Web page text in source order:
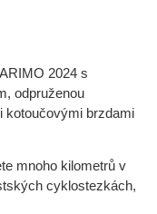
2024 s
odpruženou
kotoučovými brzdami
mnoho kilometrů v
cyklostezkách,